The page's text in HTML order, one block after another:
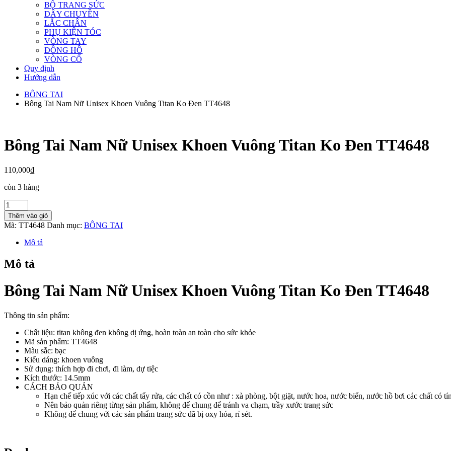
BỘ TRANG SỨC
DÂY CHUYỀN
LẮC CHÂN
PHỤ KIỆN TÓC
VÒNG TAY
ĐỒNG HỒ
VÒNG CỔ
Quy định
Hướng dẫn
BÔNG TAI
Bông Tai Nam Nữ Unisex Khoen Vuông Titan Ko Đen TT4648
Bông Tai Nam Nữ Unisex Khoen Vuông Titan Ko Đen TT4648
110,000₫
còn 3 hàng
Bông
Tai
Nam
Nữ
Unisex
Khoen
Vuông
Titan
Đen
TT4648
lượng
Thêm vào giỏ
Mã: TT4648 Danh mục: BÔNG TAI
Mô tả
Mô tả
Bông Tai Nam Nữ Unisex Khoen Vuông Titan Ko Đen TT4648
Thông tin sản phẩm:
Chất liệu: titan không đen không dị ứng, hoàn toàn an toàn cho sức khỏe
Mã sản phẩm: TT4648
Màu sắc: bạc
Kiểu dáng: khoen vuông
Sử dụng: thích hợp đi chơi, đi làm, dự tiệc
Kích thước: 14.5mm
CÁCH BẢO QUẢN
Hạn chế tiếp xúc với các chất tẩy rửa, các chất có cồn như : xà phòng, bột giặt, nước hoa, nước biển, nước hồ bơi các chất có
Nên bảo quản riêng từng sản phẩm, không để chung để tránh va chạm, trầy xước trang sức
Không để chung với các sản phẩm trang sức đã bị oxy hóa, rỉ sét.